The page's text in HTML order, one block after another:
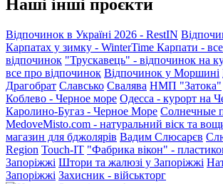
Наші інші проєкти
Відпочинок в Україні 2026 - RestIN
Карпатах у зимку - WinterTime Карпати -
відпочинок "Трускавець" - відпочинок на
все про відпочинок Відпочинок у Моршині
Драгобрат Славсько Свалява НМП "Затока"
Коблево - Черное море Одесса - курорт на
Каролино-Бугаз - Черное Море Солнечные
MedoveMisto.com - натуральний віск та
магазин для бджолярів Вадим Слюсарєв
Region Touch-IT "Фабрика вікон" -
Запоріжжі Штори та жалюзі у Запоріжжі
Запоріжжі Захисник - військторг